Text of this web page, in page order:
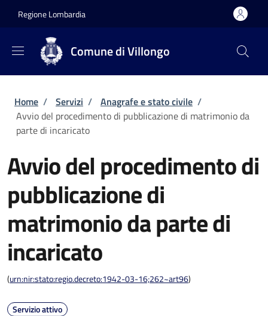
Regione Lombardia
Comune di Villongo
Briciole di pane
Home / Servizi / Anagrafe e stato civile /
Avvio del procedimento di pubblicazione di matrimonio da
parte di incaricato
Avvio del procedimento di
pubblicazione di
matrimonio da parte di
incaricato
(urn:nir:stato:regio.decreto:1942-03-16;262~art96)
Servizio attivo